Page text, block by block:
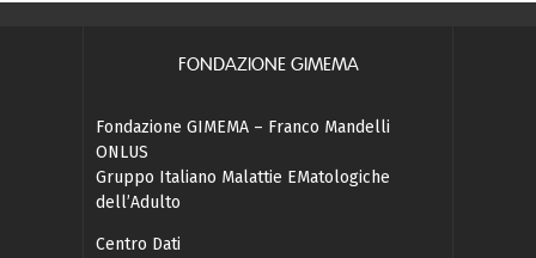
FONDAZIONE GIMEMA
Fondazione GIMEMA – Franco Mandelli
ONLUS
Gruppo Italiano Malattie EMatologiche
dell’Adulto
Centro Dati